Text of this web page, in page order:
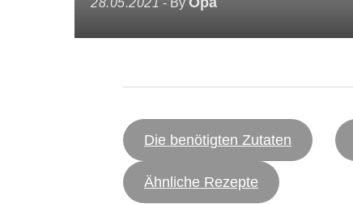
28.05.2021 - By
Die benötigten Zutaten
Ähnliche Rezepte